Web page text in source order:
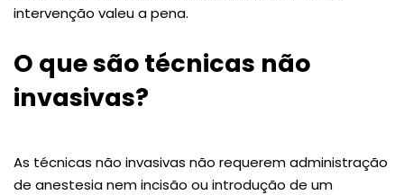
intervenção valeu a pena.
O que são técnicas não
invasivas?
As técnicas não invasivas não requerem administração
de anestesia nem incisão ou introdução de um